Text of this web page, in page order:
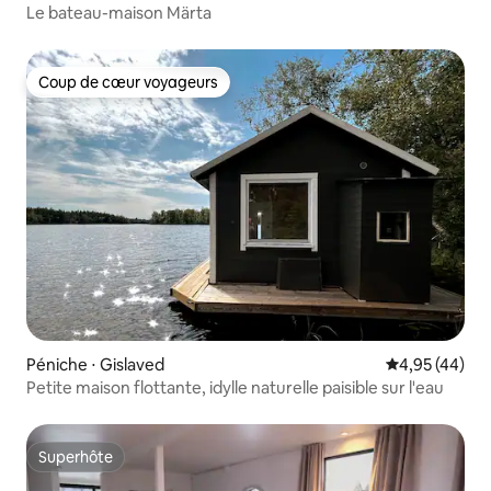
Le bateau-maison Märta
Coup de cœur voyageurs
Coup de cœur voyageurs
Péniche ⋅ Gislaved Évaluation
4,95 (44)
Petite maison flottante, idylle naturelle paisible sur l'eau
Superhôte
Superhôte